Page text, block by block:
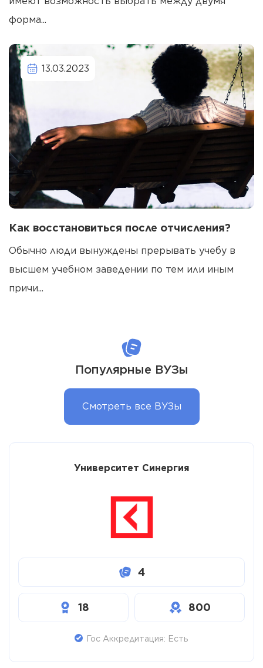
форма...
13.03.2023
Как восстановиться после отчисления?
Обычно люди вынуждены прерывать учебу в
высшем учебном заведении по тем или иным
причи...
Популярные ВУЗы
Смотреть все ВУЗы
Университет Синергия
4
18 800
Гос Аккредитация: Есть